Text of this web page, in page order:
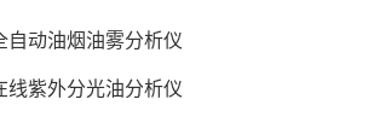
自动油烟油雾分析仪
线紫外分光油分析仪